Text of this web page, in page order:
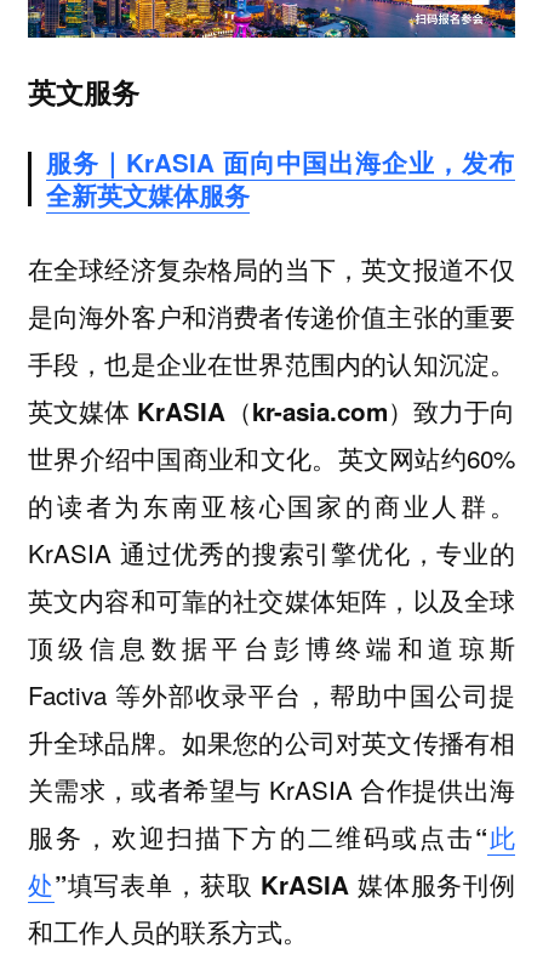
英文服务
服务｜KrASIA 面向中国出海企业，发布
全新英文媒体服务
在全球经济复杂格局的当下，英文报道不仅
是向海外客户和消费者传递价值主张的重要
手段，也是企业在世界范围内的认知沉淀。
英文媒体 KrASIA（kr-asia.com）致力于向
世界介绍中国商业和文化。 英文网站约60%
的读者为东南亚核心国家的商业人群。
KrASIA 通过优秀的搜索引擎优化，专业的
英文内容和可靠的社交媒体矩阵，以及全球
顶级信息数据平台彭博终端和道琼斯
Factiva 等外部收录平台，帮助中国公司提
升全球品牌。如果您的公司对英文传播有相
关需求，或者希望与 KrASIA 合作提供出海
服务，欢迎扫描下方的二维码或点击“此
处”填写表单，获取 KrASIA 媒体服务刊例
和工作人员的联系方式。